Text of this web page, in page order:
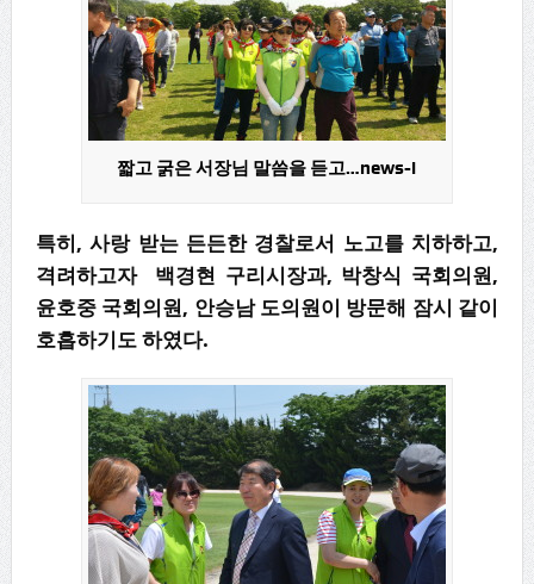
짧고 굵은 서장님 말씀을 듣고…news-i
특히, 사랑 받는 든든한 경찰로서 노고를 치하하고,
격려하고자 백경현 구리시장과, 박창식 국회의원,
윤호중 국회의원, 안승남 도의원이 방문해 잠시 같이
호흡하기도 하였다.